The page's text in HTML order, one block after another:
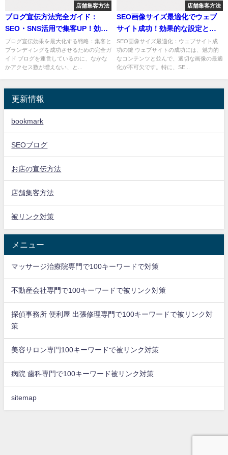
店舗集客方法
ブログ宣伝方法完全ガイド：
SEO・SNS活用で集客UP！効果
測定で成功へ
ブログ宣伝効果を最大化する戦略：集客と
ブランディングを成功させるための完全ガ
イド ブログを運営しているのに、なかな
かアクセス数が増えない、と...
店舗集客方法
SEO画像サイズ最適化でウェブ
サイト成功！効果的な設定と調
整方法
SEO画像サイズ最適化：ウェブサイト成
功の鍵 ウェブサイトの成功には、魅力的
なコンテンツと並んで、適切な画像の最適
化が不可欠です。特に、SE...
更新情報
bookmark
SEOブログ
お店の宣伝方法
店舗集客方法
被リンク対策
メニュー
マッサージ治療院専門で100キーワードで対策
不動産会社専門で100キーワードで被リンク対策
探偵事務所 便利屋 出張修理専門で100キーワードで被リンク対
策
美容サロン専門100キーワードで被リンク対策
病院 歯科専門で100キーワード被リンク対策
sitemap